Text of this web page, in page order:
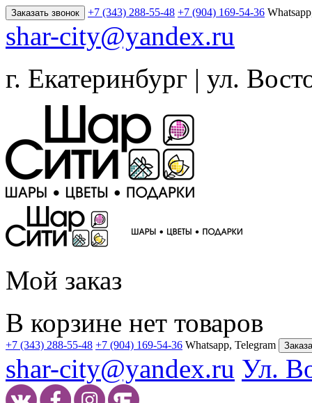
Заказать звонок +7 (343) 288-55-48 +7 (904) 169-54-36
shar-city@yandex.ru
г. Екатеринбург | ул.
Мой заказ
В корзине нет товаров
+7 (343) 288-55-48 +7 (904) 169-54-36 Whatsapp, Telegram
shar-city@yandex.ru Ул.